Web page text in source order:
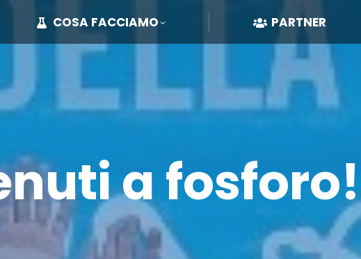
COSA FACCIAMO PARTNER
a fosforo!
COSA FACCIAMO PARTNER